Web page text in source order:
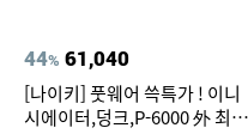
44% 61,040
[나이키] 풋웨어 쓱특가 ! 이니
시에이터,덩크,P-6000 外 최대